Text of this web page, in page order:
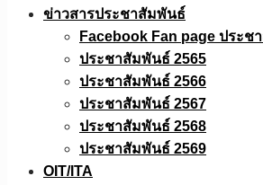
ข่าวสารประชาสัมพันธ์
Facebook Fan page ประช
ประชาสัมพันธ์ 2565
ประชาสัมพันธ์ 2566
ประชาสัมพันธ์ 2567
ประชาสัมพันธ์ 2568
ประชาสัมพันธ์ 2569
OIT/ITA